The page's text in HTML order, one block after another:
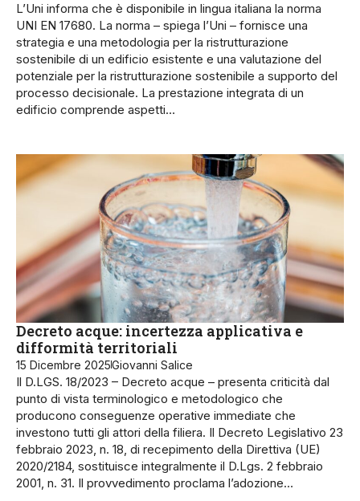
L’Uni informa che è disponibile in lingua italiana la norma
UNI EN 17680. La norma – spiega l’Uni – fornisce una
strategia e una metodologia per la ristrutturazione
sostenibile di un edificio esistente e una valutazione del
potenziale per la ristrutturazione sostenibile a supporto del
processo decisionale. La prestazione integrata di un
edificio comprende aspetti…
Decreto acque: incertezza applicativa e
difformità territoriali
15 Dicembre 2025Giovanni Salice
Il D.LGS. 18/2023 – Decreto acque – presenta criticità dal
punto di vista terminologico e metodologico che
producono conseguenze operative immediate che
investono tutti gli attori della filiera. Il Decreto Legislativo 23
febbraio 2023, n. 18, di recepimento della Direttiva (UE)
2020/2184, so­stituisce integralmente il D.Lgs. 2 febbraio
2001, n. 31. Il provvedimento proclama l’adozione…